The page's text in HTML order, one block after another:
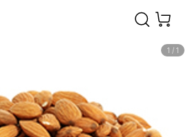
1 / 1